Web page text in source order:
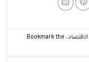
الاقتصاد. Bookmark the